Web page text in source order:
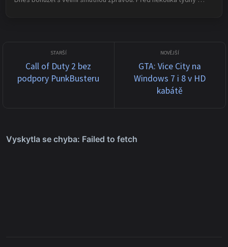
Call of Duty 2 bez
podpory PunkBusteru
GTA: Vice City na
Windows 7 i 8 v HD
kabátě